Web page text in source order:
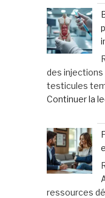
des
testicules
Continuer la
ressources